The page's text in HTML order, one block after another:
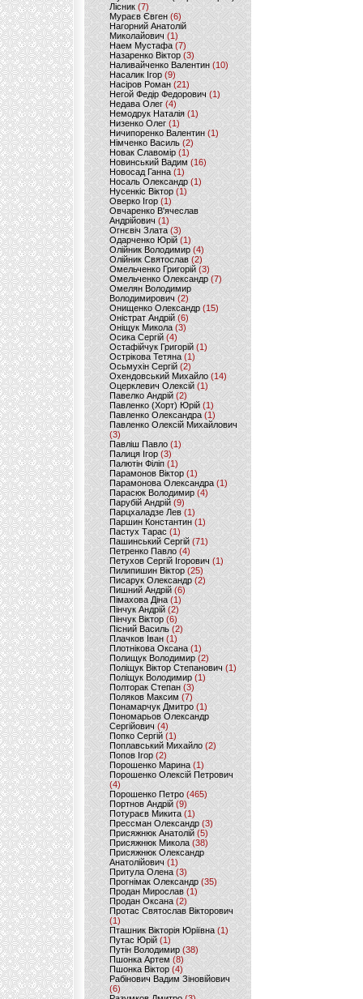
Лісник (7)
Мураєв Євген(6)
Нагорний Анатолій
Миколайович (1)
Наем Мустафа (7)
Назаренко Віктор (3)
Наливайченко Валентин (10)
Насалик Ігор(9)
Насіров Роман (21)
Негой Федір Федорович(1)
Недава Олег(4)
Немодрук Наталія(1)
Низенко Олег (1)
Ничипоренко Валентин (1)
Німченко Василь (2)
Новак Славомір (1)
Новинський Вадим (16)
Новосад Ганна (1)
Носаль Олександр (1)
Нусенкіс Віктор (1)
Оверко Ігор (1)
Овчаренко В'ячеслав
Андрійович(1)
Огнєвіч Злата (3)
Одарченко Юрій(1)
Олійник Володимир (4)
Олійник Святослав (2)
Омельченко Григорій (3)
Омельченко Олександр(7)
Омелян Володимир
Володимирович (2)
Онищенко Олександр (15)
Оністрат Андрій (6)
Оніщук Микола (3)
Осика Сергій(4)
Остафійчук Григорій(1)
Острікова Тетяна (1)
Осьмухін Сергій (2)
Охендовський Михайло (14)
Оцерклевич Олексій (1)
Павелко Андрій (2)
Павленко (Хорт) Юрій (1)
Павленко Олександра (1)
Павленко Олексій Михайлович
(3)
Павліш Павло(1)
Палиця Ігор (3)
Палютін Філіп(1)
Парамонов Віктор (1)
Парамонова Олександра(1)
Парасюк Володимир(4)
Парубій Андрій (9)
Парцхаладзе Лев (1)
Паршин Константин(1)
Пастух Тарас (1)
Пашинський Сергій (71)
Петренко Павло (4)
Петухов Сергій Ігорович (1)
Пилипишин Віктор(25)
Писарук Олександр(2)
Пишний Андрій (6)
Пімахова Діна(1)
Пінчук Андрій(2)
Пінчук Віктор (6)
Пісний Василь (2)
Плачков Іван(1)
Плотнікова Оксана (1)
Полищук Володимир(2)
Поліщук Віктор Степанович(1)
Поліщук Володимир (1)
Полторак Степан(3)
Поляков Максим (7)
Понамарчук Дмитро (1)
Пономарьов Олександр
Сергійович(4)
Попко Сергій (1)
Поплавський Михайло (2)
Попов Ігор(2)
Порошенко Марина (1)
Порошенко Олексій Петрович
(4)
Порошенко Петро (465)
Портнов Андрій (9)
Потураєв Микита(1)
Прессман Олександр(3)
Присяжнюк Анатолій (5)
Присяжнюк Микола (38)
Присяжнюк Олександр
Анатолійович (1)
Притула Олена (3)
Прогнімак Олександр(35)
Продан Мирослав(1)
Продан Оксана (2)
Протас Святослав Вікторович
(1)
Пташник Вікторія Юріївна (1)
Путас Юрій (1)
Путін Володимир(38)
Пшонка Артем (8)
Пшонка Віктор(4)
Рабінович Вадим Зіновійович
(6)